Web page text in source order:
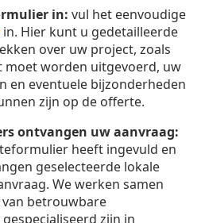
in: vul het eenvoudige
in. Hier kunt u gedetailleerde
over uw project, zoals
moet worden uitgevoerd, uw
en eventuele bijzonderheden
zijn op de offerte.
ontvangen uw aanvraag:
heeft ingevuld en
geselecteerde lokale
We werken samen
betrouwbare
zijn in